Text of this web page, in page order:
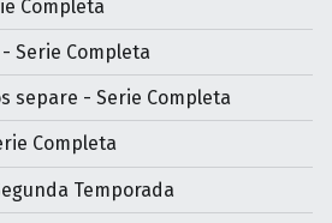
Completa
Serie Completa
separe - Serie Completa
Completa
Temporada